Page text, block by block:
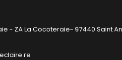
- ZA La Cocoteraie- 97440 Saint